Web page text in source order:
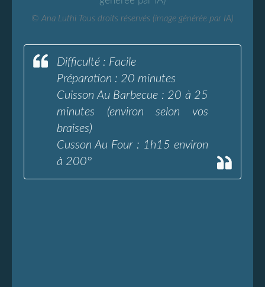
© Ana Luthi Tous droits réservés (image générée par IA)
Difficulté : Facile
Préparation : 20 minutes
Cuisson Au Barbecue : 20 à 25
minutes (environ selon vos
braises)
Cusson Au Four : 1h15 environ
à 200°